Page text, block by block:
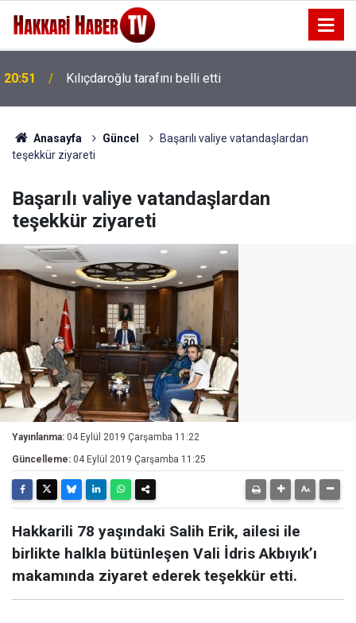
Kılıçdaroğlu tarafını belli etti
20:48 Barışın temeli seçim hesabı değildir
Anasayfa Güncel
Başarılı valiye vatandaşlardan
teşekkür ziyareti
Başarılı valiye vatandaşlardan
teşekkür ziyareti
Yayınlanma: 04 Eylül 2019 Çarşamba 11:22
Güncelleme: 04 Eylül 2019 Çarşamba 11:25
Hakkarili 78 yaşındaki Salih Erik, ailesi ile
birlikte halkla bütünleşen Vali İdris Akbıyık’ı
makamında ziyaret ederek teşekkür etti.